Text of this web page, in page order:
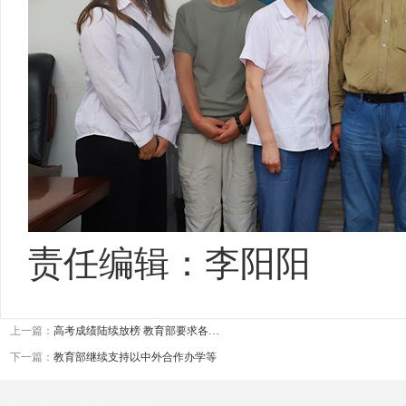
责任编辑：李阳阳
上一篇： 高考成绩陆续放榜 教育部要求各…
下一篇： 教育部继续支持以中外合作办学等